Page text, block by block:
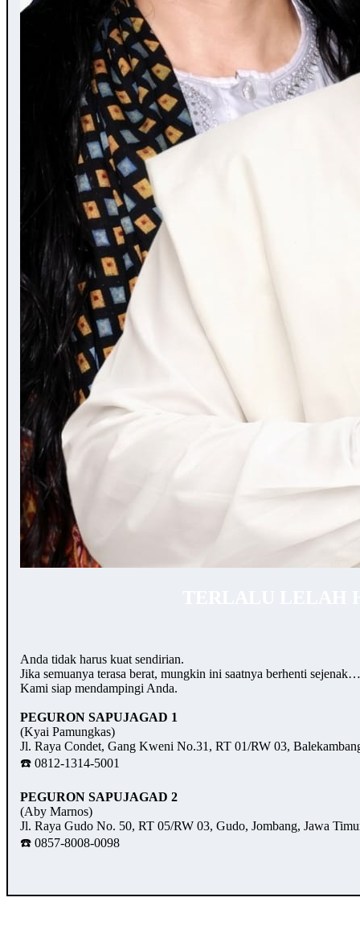
Anda tidak harus kuat sendirian.
Jika semuanya terasa berat, mungkin ini saatnya berhenti
Kami siap mendampingi Anda.
PEGURON SAPUJAGAD 1
(Kyai Pamungkas)
Jl. Raya Condet, Gang Kweni No.31, RT 01/RW 03,
☎️ 0812-1314-5001
PEGURON SAPUJAGAD 2
(Aby Marnos)
Jl. Raya Gudo No. 50, RT 05/RW 03, Gudo, Jombang, Jawa
☎️ 0857-8008-0098